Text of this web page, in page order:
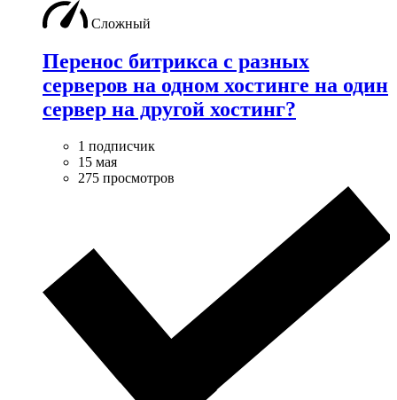
Сложный
Перенос битрикса с разных
серверов на одном хостинге на один
сервер на другой хостинг?
1 подписчик
15 мая
275 просмотров